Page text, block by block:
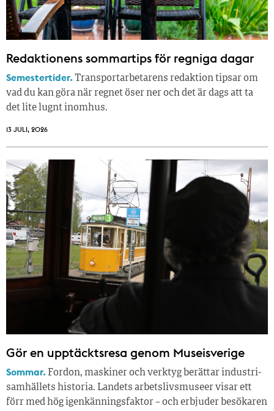
Redaktionens sommar­tips för regniga dagar
Semestertider.Transportarbetarens redaktion tipsar om
vad du kan göra när regnet öser ner och det är dags att ta
det lite lugnt inomhus.
13 JULI, 2026
Gör en upptäcktsresa genom Museisverige
Sommar. Fordon, maskiner och verktyg berättar industri­
samhällets historia. Landets arbetslivsmuseer visar ett
förr med hög igenkänningsfaktor – och erbjuder besökaren